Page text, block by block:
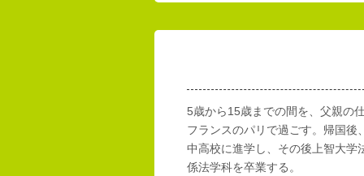
5歳から15歳までの間を、父親の
フランスのパリで過ごす。帰国後
中高校に進学し、その後上智大学
係法学科を卒業する。